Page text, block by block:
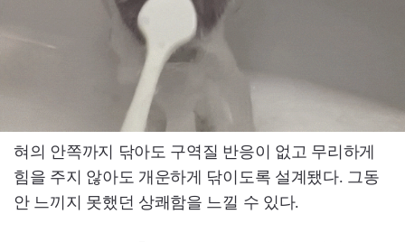
혀의 안쪽까지 닦아도 구역질 반응이 없고 무리하게
힘을 주지 않아도 개운하게 닦이도록 설계됐다. 그동
안 느끼지 못했던 상쾌함을 느낄 수 있다.